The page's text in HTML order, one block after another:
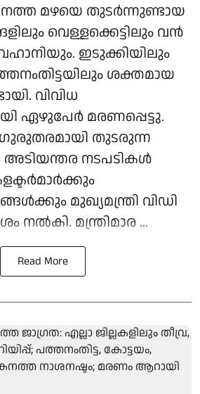
മഴയെ തുടര്‍ന്നുണ്ടായ
വെള്ളക്കെട്ടിലും വന്‍
ഇടുക്കിയിലും
ശക്തമായ
വിവിധ
ഏഴുപേര്‍ മരണപ്പെട്ടു.
ഗുരുതരമായി തുടരുന്ന
നടപടികള്‍
മുഖ്യമന്ത്രി വിഡി
നല്‍കി. മന്ത്രിമാര ...
Read More